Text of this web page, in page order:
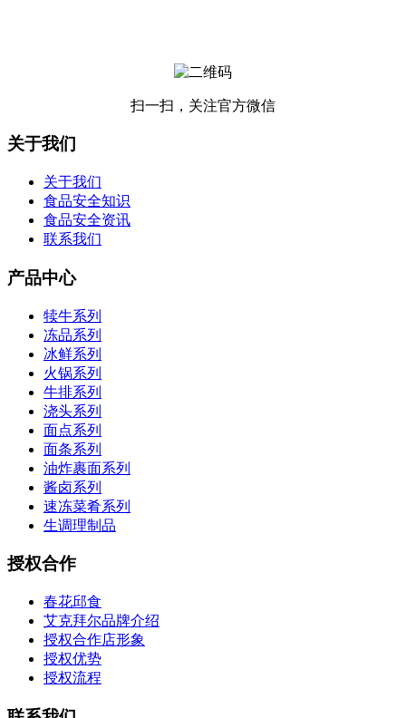
扫一扫，关注官方微信
关于我们
关于我们
食品安全知识
食品安全资讯
联系我们
产品中心
犊牛系列
冻品系列
冰鲜系列
火锅系列
牛排系列
浇头系列
面点系列
面条系列
油炸裹面系列
酱卤系列
速冻菜肴系列
生调理制品
授权合作
春花邱食
艾克拜尔品牌介绍
授权合作店形象
授权优势
授权流程